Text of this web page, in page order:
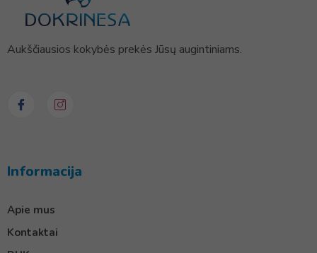
Aukščiausios kokybės prekės Jūsų augintiniams.
Informacija
Apie mus
Kontaktai